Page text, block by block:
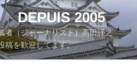
DEPUIS 2005
者（ジャーナリスト）高田謹之
御投稿を歓迎してます。